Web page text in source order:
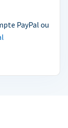
PayPal ou